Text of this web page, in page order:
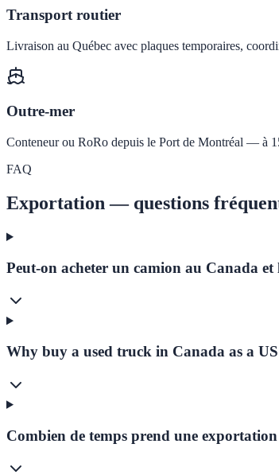
Transport routier
Livraison au Québec avec plaques temporaires,
Outre-mer
Conteneur ou RoRo depuis le Port de Montréal — à
FAQ
Exportation — questions
Peut-on acheter un camion au Canada
Why buy a used truck in Canada as a
Combien de temps prend une